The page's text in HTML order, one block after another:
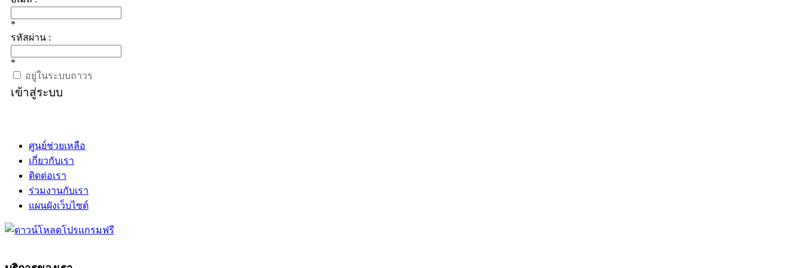
*
รหัสผ่าน :
*
อยู่ในระบบถาวร
เข้าสู่ระบบ
ศูนย์ช่วยเหลือ
เกี่ยวกับเรา
ติดต่อเรา
ร่วมงานกับเรา
แผนผังเว็บไซต์